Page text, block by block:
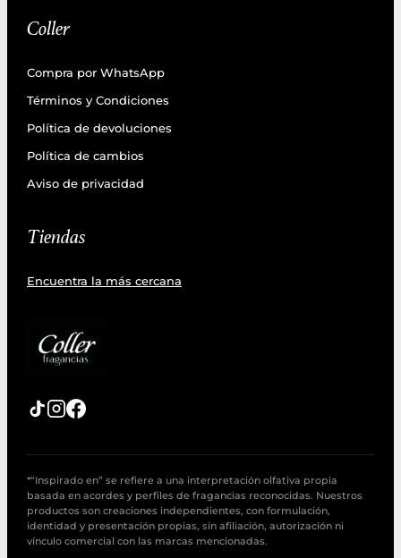
Coller
Compra por WhatsApp
Términos y Condiciones
Política de devoluciones
Política de cambios
Aviso de privacidad
Tiendas
Encuentra la más cercana
*“Inspirado en” se refiere a una interpretación olfativa propia
basada en acordes y perfiles de fragancias reconocidas. Nuestros
productos son creaciones independientes, con formulación,
identidad y presentación propias, sin afiliación, autorización ni
vínculo comercial con las marcas mencionadas.